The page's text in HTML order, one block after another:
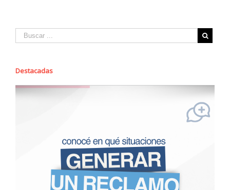
Destacadas